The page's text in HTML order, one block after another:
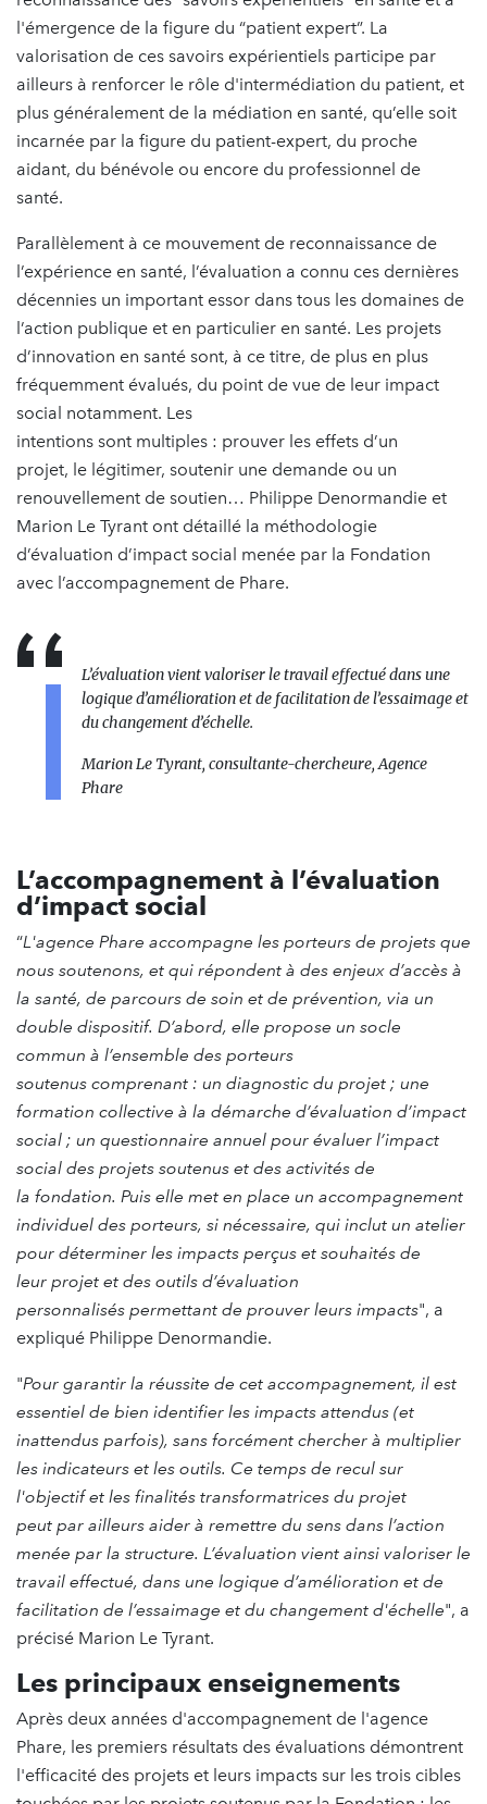
l'émergence de la figure du “patient expert”. La
valorisation de ces savoirs expérientiels participe par
ailleurs à renforcer le rôle d'intermédiation du patient, et
plus généralement de la médiation en santé, qu’elle soit
incarnée par la figure du patient-expert, du proche
aidant, du bénévole ou encore du professionnel de
santé.
Parallèlement à ce mouvement de reconnaissance de
l’expérience en santé, l’évaluation a connu ces dernières
décennies un important essor dans tous les domaines de
l’action publique et en particulier en santé. Les projets
d’innovation en santé sont, à ce titre, de plus en plus
fréquemment évalués, du point de vue de leur impact
social notamment. Les
intentions sont multiples : prouver les effets d’un
projet, le légitimer, soutenir une demande ou un
renouvellement de soutien… Philippe Denormandie et
Marion Le Tyrant ont détaillé la méthodologie
d’évaluation d’impact social menée par la Fondation
avec l’accompagnement de Phare.
L’évaluation vient valoriser le travail effectué dans une
logique d’amélioration et de facilitation de l’essaimage et
du changement d’échelle.
Marion Le Tyrant, consultante-chercheure, Agence
Phare
L’accompagnement à l’évaluation
d’impact social
“L'agence Phare accompagne les porteurs de projets que
nous soutenons, et qui répondent à des enjeux d’accès à
la santé, de parcours de soin et de prévention, via un
double dispositif. D’abord, elle propose un socle
commun à l’ensemble des porteurs
soutenus comprenant : un diagnostic du projet ; une
formation collective à la démarche d’évaluation d’impact
social ; un questionnaire annuel pour évaluer l’impact
social des projets soutenus et des activités de
la fondation. Puis elle met en place un accompagnement
individuel des porteurs, si nécessaire, qui inclut un atelier
pour déterminer les impacts perçus et souhaités de
leur projet et des outils d’évaluation
personnalisés permettant de prouver leurs impacts", a
expliqué Philippe Denormandie.
"Pour garantir la réussite de cet accompagnement, il est
essentiel de bien identifier les impacts attendus (et
inattendus parfois), sans forcément chercher à multiplier
les indicateurs et les outils. Ce temps de recul sur
l'objectif et les finalités transformatrices du projet
peut par ailleurs aider à remettre du sens dans l’action
menée par la structure. L’évaluation vient ainsi valoriser le
travail effectué, dans une logique d’amélioration et de
facilitation de l’essaimage et du changement d'échelle", a
précisé Marion Le Tyrant.
Les principaux enseignements
Après deux années d'accompagnement de l'agence
Phare, les premiers résultats des évaluations démontrent
l'efficacité des projets et leurs impacts sur les trois cibles